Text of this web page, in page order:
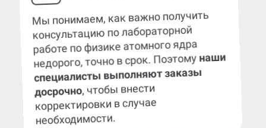
Мы понимаем, как важно получить
консультацию по лабораторной
работе по физике атомного ядра
недорого, точно в срок. Поэтому наши
специалисты выполняют заказы
досрочно, чтобы внести
корректировки в случае
необходимости.